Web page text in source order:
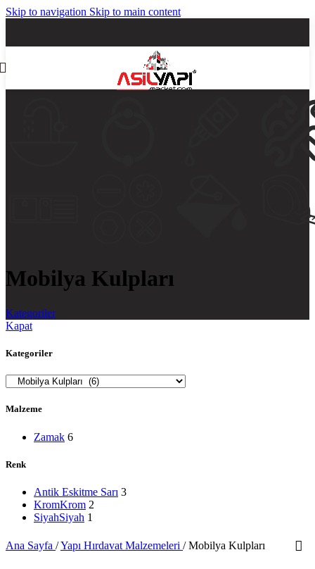
Skip to navigation Skip to main content
Mobilya Kulpları
Kategoriler
Kapat
Kategoriler
Malzeme
Zamak 6
Renk
Antik Eskitme Sarı 3
KromKrom 2
SiyahSiyah 1
Ana Sayfa /Yapı Hırdavat Malzemeleri / Mobilya Kulpları